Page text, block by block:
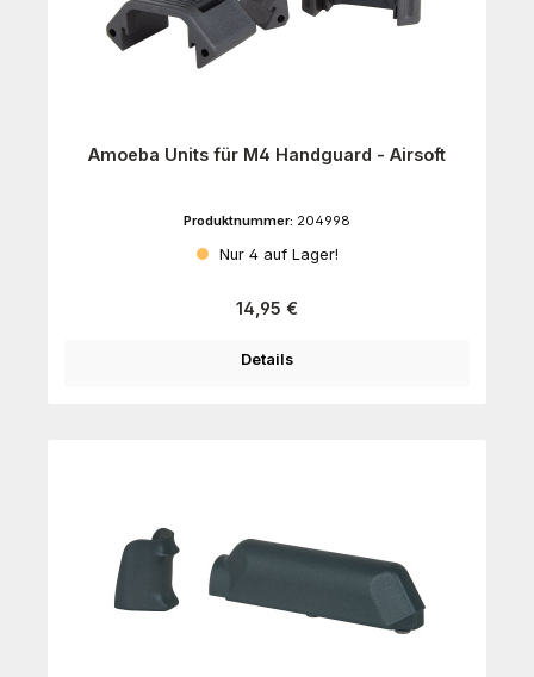
Amoeba Units für M4 Handguard - Airsoft
Produktnummer: 204998
Nur 4 auf Lager!
Regulärer Preis:
14,95 €
Details